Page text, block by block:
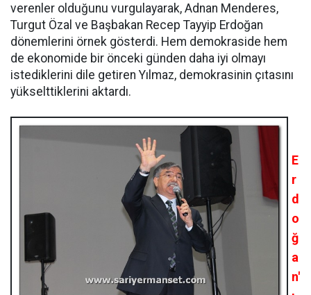
verenler olduğunu vurgulayarak, Adnan Menderes,
Turgut Özal ve Başbakan Recep Tayyip Erdoğan
dönemlerini örnek gösterdi. Hem demokraside hem
de ekonomide bir önceki günden daha iyi olmayı
istediklerini dile getiren Yılmaz, demokrasinin çıtasını
yükselttiklerini aktardı.
E
r
d
o
ğ
a
n'